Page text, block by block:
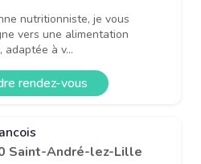
nutritionniste, je vous
vers une alimentation
adaptée à v...
rendez-vous
Saint-André-lez-Lille